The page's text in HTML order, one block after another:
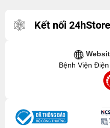
Kết nối 24hStore
Bệnh Viện